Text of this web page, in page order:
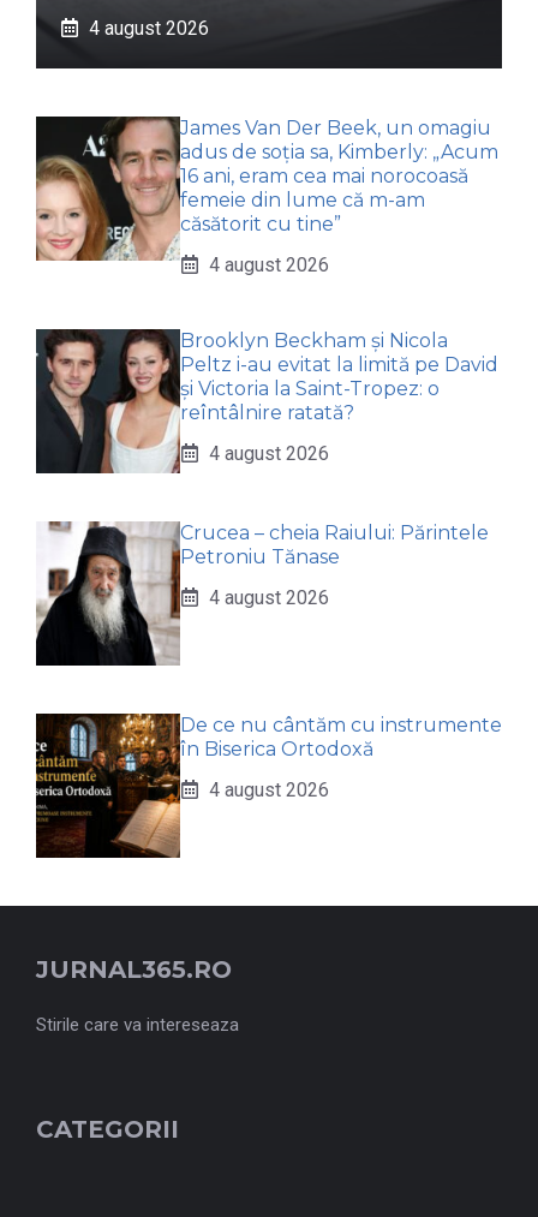
4 august 2026
James Van Der Beek, un omagiu
adus de soția sa, Kimberly: „Acum
16 ani, eram cea mai norocoasă
femeie din lume că m-am
căsătorit cu tine”
4 august 2026
Brooklyn Beckham și Nicola
Peltz i-au evitat la limită pe David
și Victoria la Saint-Tropez: o
reîntâlnire ratată?
4 august 2026
Crucea – cheia Raiului: Părintele
Petroniu Tănase
4 august 2026
De ce nu cântăm cu instrumente
în Biserica Ortodoxă
4 august 2026
JURNAL365.RO
Stirile care va intereseaza
CATEGORII